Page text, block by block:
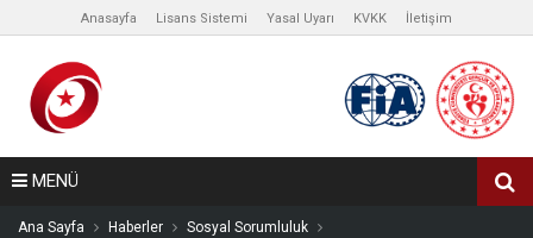
Anasayfa Lisans Sistemi Yasal Uyarı KVKK İletişim
MENÜ
Ana Sayfa Haberler
Sosyal Sorumluluk